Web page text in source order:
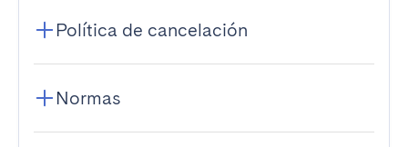
Política de cancelación
Normas